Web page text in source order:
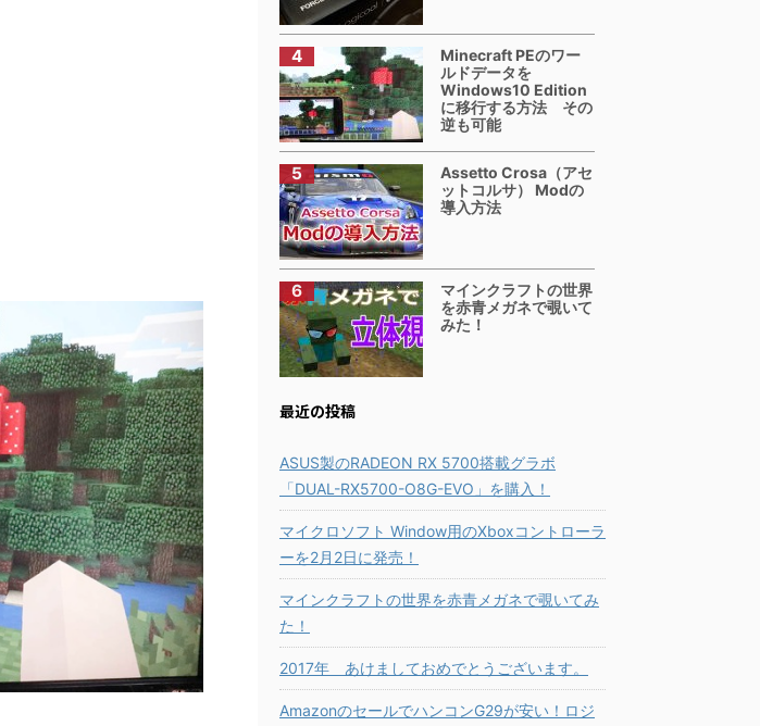
Minecraft PEのワー
ルドデータを
Windows10 Edition
に移行する方法 その
逆も可能
Assetto Crosa（アセ
ットコルサ） Modの
導入方法
マインクラフトの世界
を赤青メガネで覗いて
みた！
最近の投稿
ASUS製のRADEON RX 5700搭載グラボ
「DUAL-RX5700-O8G-EVO」を購入！
マイクロソフト Window用のXboxコントローラ
ーを2月2日に発売！
マインクラフトの世界を赤青メガネで覗いてみ
た！
2017年 あけましておめでとうございます。
AmazonのセールでハンコンG29が安い！ロジ